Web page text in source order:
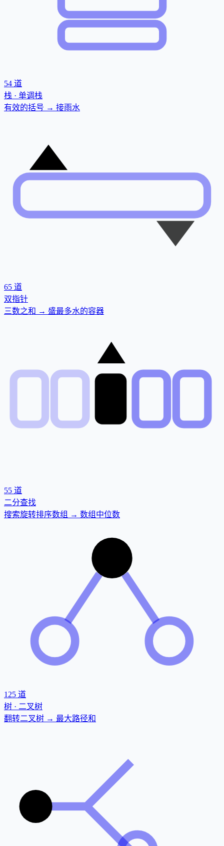
54 道
栈 · 单调栈
有效的括号 → 接雨水
65 道
双指针
三数之和 → 盛最多水的容器
55 道
二分查找
搜索旋转排序数组 → 数组中位数
125 道
树 · 二叉树
翻转二叉树 → 最大路径和